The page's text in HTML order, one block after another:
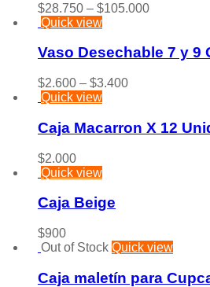
$28.750 – $105.000
Quick view
Vaso Desechable 7 y 9
$2.600 – $3.400
Quick view
Caja Macarron X 12
$2.000
Quick view
Caja Beige
$900
Out of Stock Quick view
Caja maletín para